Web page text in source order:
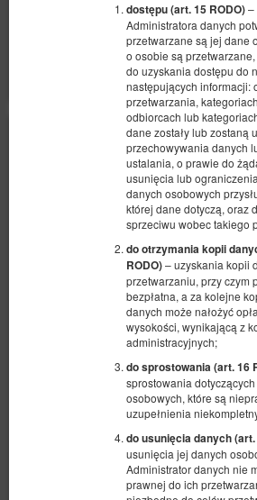
dostępu (art. 15 RODO)–
Administratora danych
przetwarzane są jej dane
o osobie są
do uzyskania dostępu do
następujących informacji:
przetwarzania,
odbiorcach lub
dane zostały lub zostaną
przechowywania danych
ustalania, o prawie do
usunięcia lub
danych osobowych
której dane dotyczą, oraz
sprzeciwu wobec takiego
do otrzymania kopii
RODO)– uzyskania kopii
przetwarzaniu, przy czym
bezpłatna, a za kolejne
danych może nałożyć
wysokości, wynikającą z
administracyjnych;
do sprostowania (art. 16
sprostowania
osobowych, które są
uzupełnienia
do usunięcia danych (art.
usunięcia jej danych
Administrator danych nie
prawnej do ich
Deluxe - Kopalnia
pow. 24,00 m
1
1 bardzo duże łóżko podwójne (King)